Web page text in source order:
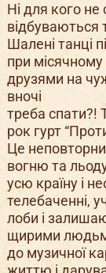
Ні для кого не
відбуваються
Шалені танці
при місячному
друзями на
вночі
треба спати?!
рок гурт
Це
вогню та
усю країну і
телебаченні,
лоби і
щирими
до музичної